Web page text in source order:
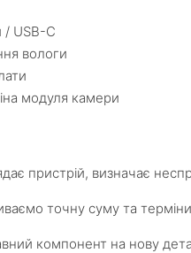
/ USB-C
вологи
модуля камери
пристрій, визначає
точну суму та
компонент на нову